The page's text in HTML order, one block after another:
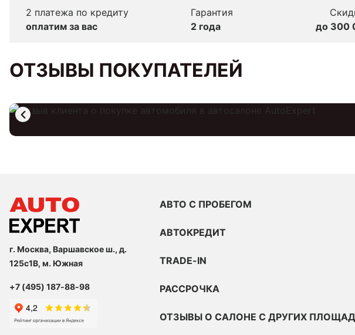
2 платежа по кредиту
оплатим за вас
Гарантия
2 года
до 300
ОТЗЫВЫ ПОКУПАТЕЛЕЙ
г. Москва, Варшавское ш., д.
125с1В, м. Южная
+7 (495) 187-88-98
АВТО С ПРОБЕГОМ
АВТОКРЕДИТ
TRADE-IN
РАССРОЧКА
ОТЗЫВЫ О САЛОНЕ С ДРУГИХ